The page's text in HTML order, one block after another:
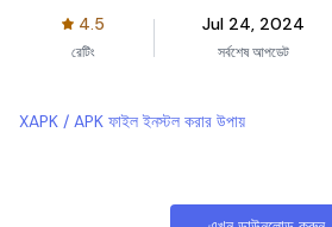
4.5
রেটিং
Jul 24, 2024
সর্বশেষ আপডেট
XAPK / APK ফাইল ইনস্টল করার উপায়